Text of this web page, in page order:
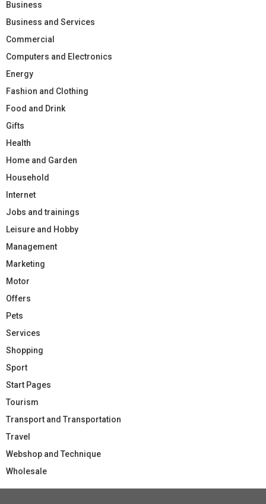
Business
Business and Services
Commercial
Computers and Electronics
Energy
Fashion and Clothing
Food and Drink
Gifts
Health
Home and Garden
Household
Internet
Jobs and trainings
Leisure and Hobby
Management
Marketing
Motor
Offers
Pets
Services
Shopping
Sport
Start Pages
Tourism
Transport and Transportation
Travel
Webshop and Technique
Wholesale